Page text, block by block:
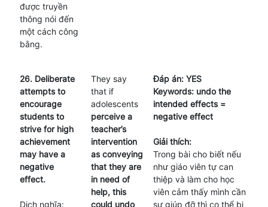
được truyền
thông nói đến
một cách công
bằng.
26. Deliberate
attempts to
encourage
students to
strive for high
achievement
may have a
negative
effect.
Dịch nghĩa:
They say
that if
adolescents
perceive a
teacher’s
intervention
as conveying
that they are
in need of
help, this
could undo
Đáp án: YES
Keywords: undo the
intended effects =
negative effect
Giải thích:
Trong bài cho biết nếu
như giáo viên tự can
thiệp và làm cho học
viên cảm thấy mình cần
sự giúp đỡ thì co thể bị